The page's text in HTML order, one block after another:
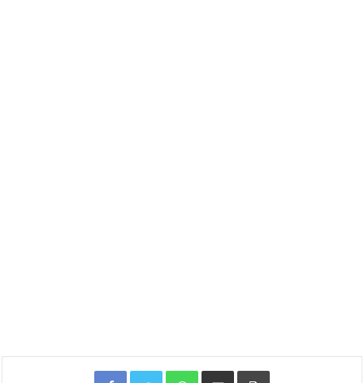
Facebook Twitter WhatsApp